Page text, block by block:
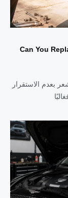
Can You
بعدم الاستقرار